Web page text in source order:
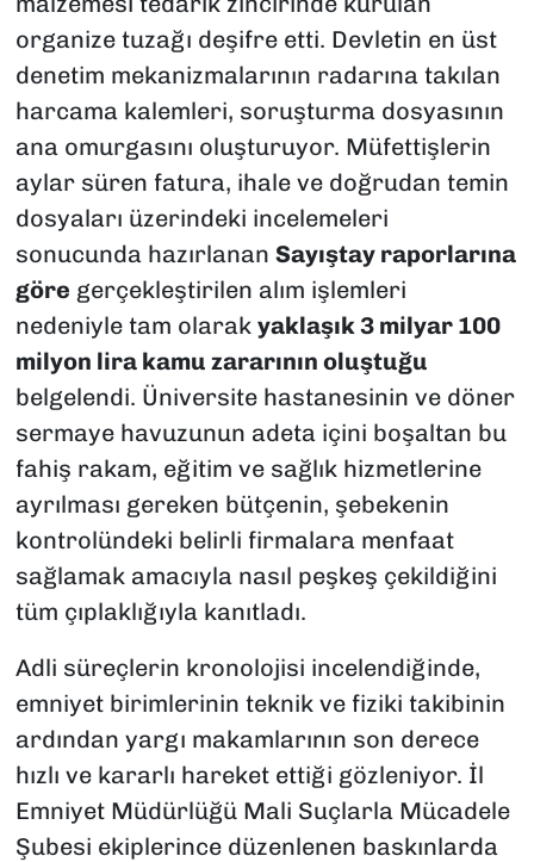
organize tuzağı deşifre etti. Devletin en üst
denetim mekanizmalarının radarına takılan
harcama kalemleri, soruşturma dosyasının
ana omurgasını oluşturuyor. Müfettişlerin
aylar süren fatura, ihale ve doğrudan temin
dosyaları üzerindeki incelemeleri
sonucunda hazırlanan Sayıştay raporlarına
göre gerçekleştirilen alım işlemleri
nedeniyle tam olarak yaklaşık 3 milyar 100
milyon lira kamu zararının oluştuğu
belgelendi. Üniversite hastanesinin ve döner
sermaye havuzunun adeta içini boşaltan bu
fahiş rakam, eğitim ve sağlık hizmetlerine
ayrılması gereken bütçenin, şebekenin
kontrolündeki belirli firmalara menfaat
sağlamak amacıyla nasıl peşkeş çekildiğini
tüm çıplaklığıyla kanıtladı.
Adli süreçlerin kronolojisi incelendiğinde,
emniyet birimlerinin teknik ve fiziki takibinin
ardından yargı makamlarının son derece
hızlı ve kararlı hareket ettiği gözleniyor. İl
Emniyet Müdürlüğü Mali Suçlarla Mücadele
Şubesi ekiplerince düzenlenen baskınlarda